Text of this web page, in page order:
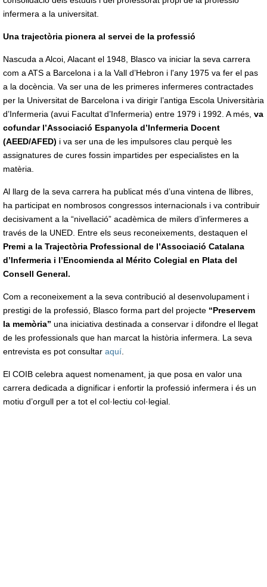
infermera a la universitat.
Una trajectòria pionera al servei de la professió
Nascuda a Alcoi, Alacant el 1948, Blasco va iniciar la seva carrera
com a ATS a Barcelona i a la Vall d’Hebron i l'any 1975 va fer el pas
a la docència. Va ser una de les primeres infermeres contractades
per la Universitat de Barcelona i va dirigir l’antiga Escola Universitària
d’Infermeria (avui Facultat d’Infermeria) entre 1979 i 1992. A més, va
cofundar l’Associació Espanyola d’Infermeria Docent
(AEED/AFED) i va ser una de les impulsores clau perquè les
assignatures de cures fossin impartides per especialistes en la
matèria.
Al llarg de la seva carrera ha publicat més d’una vintena de llibres,
ha participat en nombrosos congressos internacionals i va contribuir
decisivament a la “nivellació” acadèmica de milers d’infermeres a
través de la UNED. Entre els seus reconeixements, destaquen el
Premi a la Trajectòria Professional de l’Associació Catalana
d’Infermeria i l’Encomienda al Mérito Colegial en Plata del
Consell General.
Com a reconeixement a la seva contribució al desenvolupament i
prestigi de la professió, Blasco forma part del projecte “Preservem
la memòria” una iniciativa destinada a conservar i difondre el llegat
de les professionals que han marcat la història infermera. La seva
entrevista es pot consultar aquí.
El COIB celebra aquest nomenament, ja que posa en valor una
carrera dedicada a dignificar i enfortir la professió infermera i és un
motiu d’orgull per a tot el col·lectiu col·legial.